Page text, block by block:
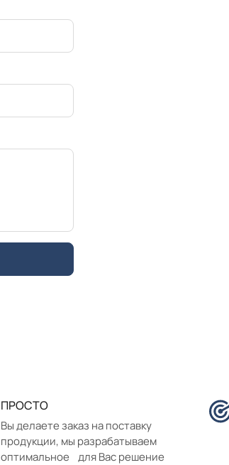
ПРОСТО
Вы делаете заказ на поставку
продукции, мы разрабатываем
оптимальное для Вас решение